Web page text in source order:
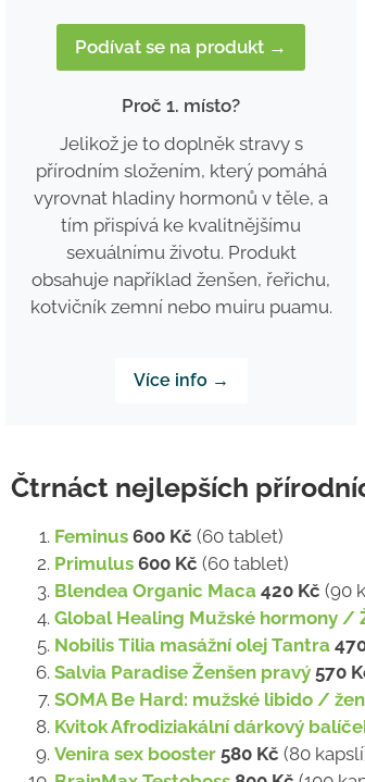
Podívat se na produkt →
Proč 1. místo?
Jelikož je to doplněk stravy s
přírodním složením, který pomáhá
vyrovnat hladiny hormonů v těle, a
tím přispívá ke kvalitnějšímu
sexuálnímu životu. Produkt
obsahuje například ženšen, řeřichu,
kotvičník zemní nebo muiru puamu.
Více info →
Čtrnáct nejlepších
Feminus 600 Kč (60 tablet)
Primulus 600 Kč (60 tablet)
Blendea Organic Maca 420 Kč (90
Global Healing Mužské hormony /
Nobilis Tilia masážní olej Tantra
Salvia Paradise Ženšen pravý 570
SOMA Be Hard: mužské libido /
Kvitok Afrodiziakální dárkový
Venira sex booster 580 Kč (80